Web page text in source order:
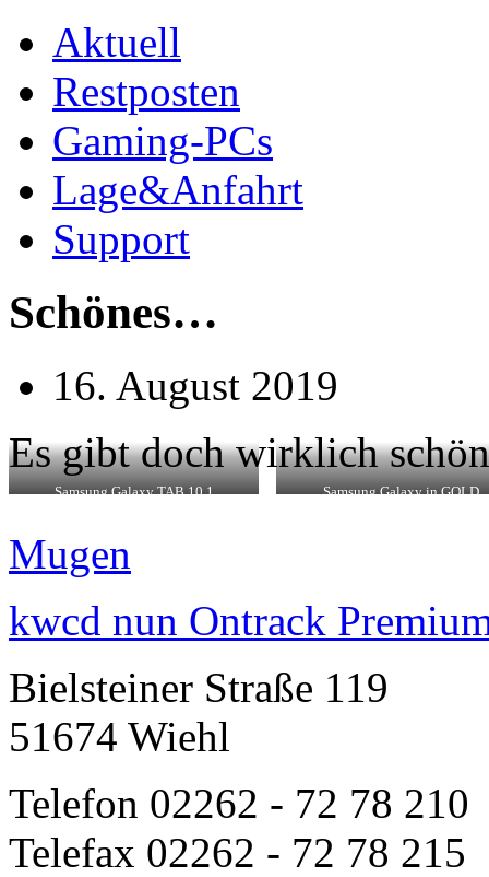
Aktuell
Restposten
Gaming-PCs
Lage&Anfahrt
Support
Schönes…
16. August 2019
Es gibt doch wirklich
Samsung Galaxy TAB 10.1 Samsung Galaxy in GOLD
Mugen
kwcd nun Ontrack
Bielsteiner Straße 119
51674 Wiehl
Telefon 02262 - 72 78 210
Telefax 02262 - 72 78 215